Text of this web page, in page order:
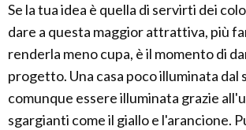
Se la tua idea è quella di servirti dei
dare a questa maggior attrattiva, più
renderla meno cupa, è il momento di
progetto. Una casa poco illuminata dal
comunque essere illuminata grazie
sgargianti come il giallo e l'arancione.